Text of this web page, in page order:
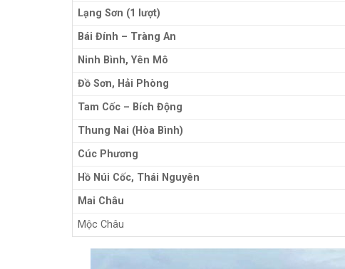
Lạng Sơn (1 lượt)
Bái Đính – Tràng An
Ninh Bình, Yên Mô
Đồ Sơn, Hải Phòng
Tam Cốc – Bích Động
Thung Nai (Hòa Bình)
Cúc Phương
Hồ Núi Cốc, Thái Nguyên
Mai Châu
Mộc Châu